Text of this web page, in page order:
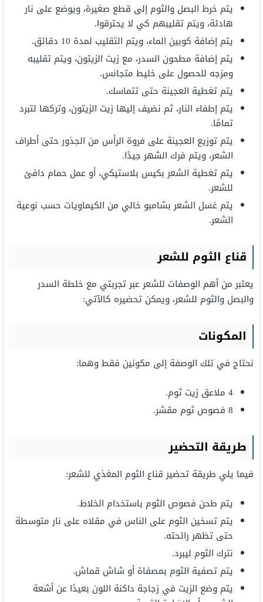
يتم خرط البصل والثوم إلى قطع صغيرة، ويوضع على نار
هادئة، ويتم تقليبهم كي لا يحترقوا.
يتم إضافة كوبين الماء، ويتم التقليب لمدة 10 دقائق.
يتم إضافة مطحون السدر، مع زيت الزيتون، ويتم تقليبه
ومزجه للحصول على خليط متجانس.
يتم تغطية العجينة حتى تتماسك.
يتم إطفاء النار، ثم نضيف إليها زيت الزيتون، وتركها لتبرد
تمامًا.
يتم توزيع العجينة على فروة الرأس من الجذور حتى أطراف
الشعر، ويتم فرك الشهر جيدًا.
يتم تغطية الشعر بكيس بلاستيكي، أو عمل حمام دافئ
للشعر.
يتم غسل الشعر بشامبو خالي من الكيماويات حسب نوعية
الشعر.
قناع الثوم للشعر
يعتبر من أهم الوصفات للشعر عبر تجربتي مع خلطة السدر
والبصل والثوم للشعر، ويمكن تحضيره كالآتي:
المكونات
نحتاج في تلك الوصفة إلى مكونين فقط وهما:
4 ملاعق زيت ثوم.
8 فصوص ثوم مقشر.
طريقة التحضير
فيما يلي طريقة تحضير قناع الثوم المغذي للشعر:
يتم طحن فصوص الثوم باستخدام الخلاط.
يتم تسخين الثوم على الناس في مقلاه على نار متوسطة
حتى تظهر رائحته.
نترك الثوم ليبرد.
يتم تصفية الثوم بمصفاة أو شاش قماش.
يتم وضع الزيت في زجاجة داكنة اللون بعيدًا عن أشعة